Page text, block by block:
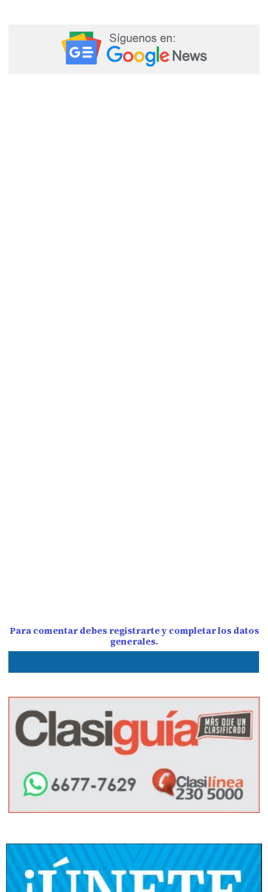
Para comentar debes registrarte y completar los datos
generales.